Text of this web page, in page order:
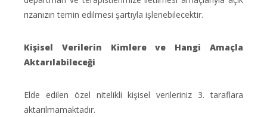
rızanızın temin edilmesi şartıyla işlenebilecektir.
Kişisel Verilerin Kimlere ve Hangi Amaçla
Aktarılabileceği
Elde edilen özel nitelikli kişisel verileriniz 3. taraflara
aktarılmamaktadır.